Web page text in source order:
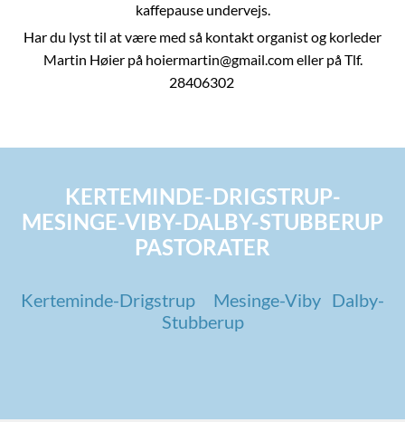
kaffepause undervejs.
Har du lyst til at være med så kontakt organist og korleder
Martin Høier på hoiermartin@gmail.com eller på Tlf.
28406302
KERTEMINDE-DRIGSTRUP-
MESINGE-VIBY-DALBY-STUBBERUP
PASTORATER
Kerteminde-Drigstrup Mesinge-Viby Dalby-
Stubberup